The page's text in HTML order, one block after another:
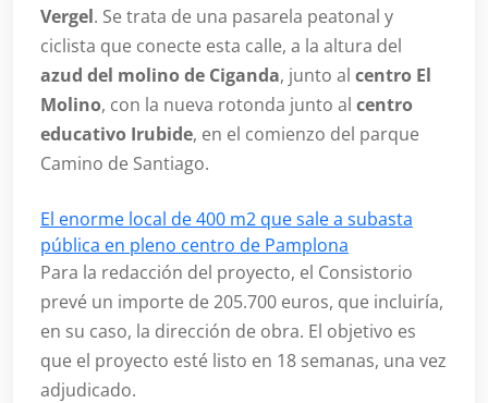
Vergel. Se trata de una pasarela peatonal y
ciclista que conecte esta calle, a la altura del
azud del molino de Ciganda, junto al centro El
Molino, con la nueva rotonda junto al centro
educativo Irubide, en el comienzo del parque
Camino de Santiago.
El enorme local de 400 m2 que sale a subasta
pública en pleno centro de Pamplona
Para la redacción del proyecto, el Consistorio
prevé un importe de 205.700 euros, que incluiría,
en su caso, la dirección de obra. El objetivo es
que el proyecto esté listo en 18 semanas, una vez
adjudicado.